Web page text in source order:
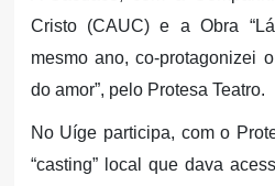
Cristo (CAUC) e a Obra
mesmo ano, co-protagonizei
do amor”, pelo Protesa Teatro.
No Uíge participa, com o
“casting” local que dava